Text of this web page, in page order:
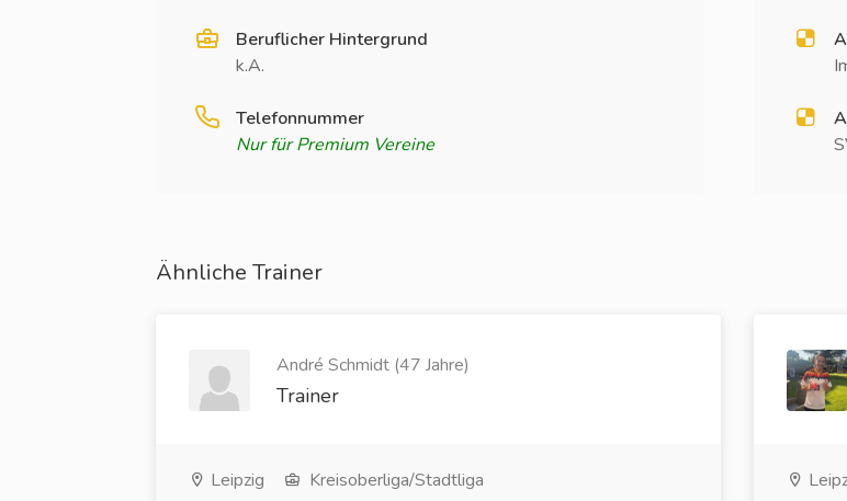
Beruflicher Hintergrund
k.A.
Telefonnummer
Nur für Premium Vereine
Ähnliche Trainer
André Schmidt (47 Jahre)
Trainer
Leipzig Kreisoberliga/Stadtliga